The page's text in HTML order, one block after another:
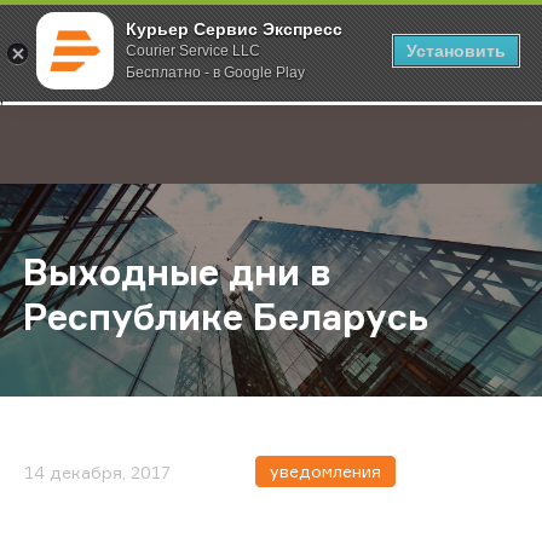
Курьер Сервис Экспресс
Courier Service LLC
Бесплатно - в Google Play
Установить
;
Главная О компании Новости Выходные дни в Республике
Выходные дни в
Республике Беларусь
14 декабря, 2017 уведомления